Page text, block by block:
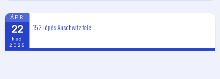
ÁPR
22
ked
2025
152 lépés Auschwitz felé